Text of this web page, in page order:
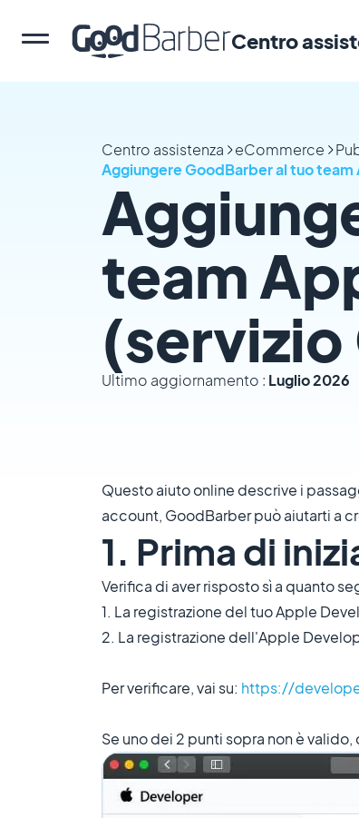
Centro
Centro assistenza eCommerce
Aggiungere GoodBarber al tuo
team
(servizio
Ultimo aggiornamento : Luglio 2026
Questo aiuto online descrive i
account, GoodBarber può aiutarti a
1. Prima di
Verifica di aver risposto sì a quanto
1. La registrazione del tuo Apple
2. La registrazione dell'Apple
Per verificare, vai su: https://
Se uno dei 2 punti sopra non è